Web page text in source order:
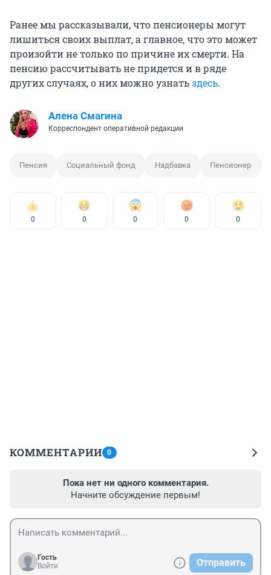
Ранее мы рассказывали, что пенсионеры могут
лишиться своих выплат, а главное, что это может
произойти не только по причине их смерти. На
пенсию рассчитывать не придется и в ряде
других случаях, о них можно узнатьздесь.
Алена Смагина
Корреспондент оперативной редакции
Пенсия Социальный фонд Надбавка Пенсионер
0 0 0 0 0
КОММЕНТАРИИ 0
Пока нет ни одного комментария.
Начните обсуждение первым!
Гость
Войти
Отправить